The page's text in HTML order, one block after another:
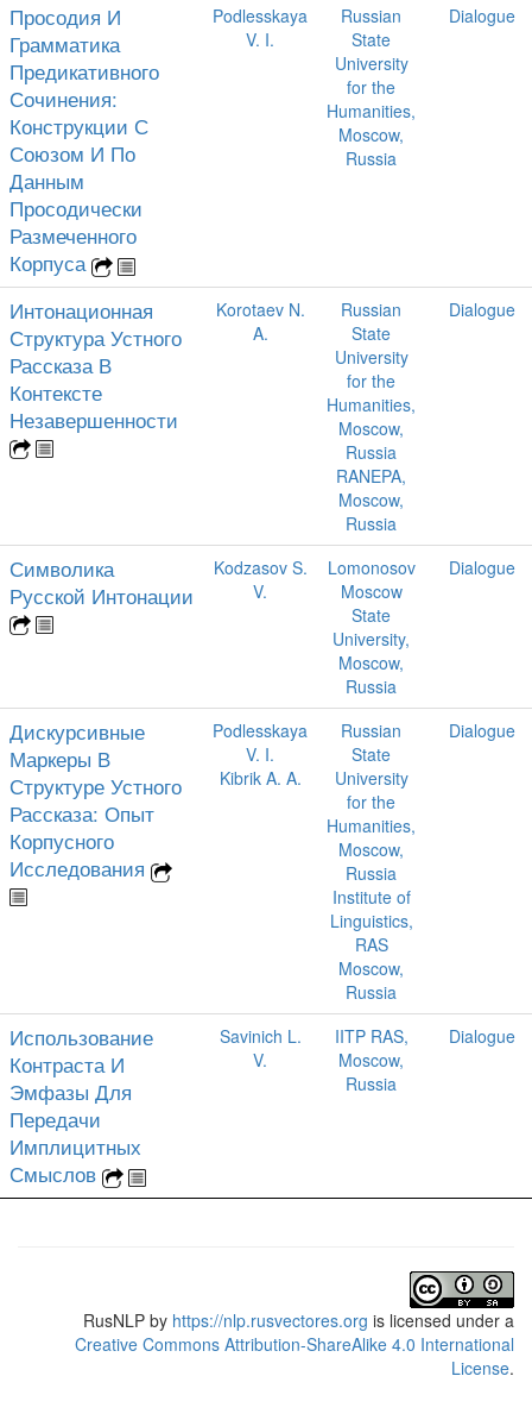
Просодия И
Грамматика
Предикативного
Сочинения:
Конструкции С
Союзом И По
Данным
Просодически
Размеченного
Корпуса
Podlesskaya
V. I.
Russian
State
University
for the
Humanities,
Moscow,
Russia
Dialogue
Интонационная
Структура Устного
Рассказа В
Контексте
Незавершенности
Korotaev N.
A.
Russian
State
University
for the
Humanities,
Moscow,
Russia
RANEPA,
Moscow,
Russia
Dialogue
Символика
Русской Интонации
Kodzasov S.
V.
Lomonosov
Moscow
State
University,
Moscow,
Russia
Dialogue
Дискурсивные
Маркеры В
Структуре Устного
Рассказа: Опыт
Корпусного
Исследования
Podlesskaya
V. I.
Kibrik A. A.
Russian
State
University
for the
Humanities,
Moscow,
Russia
Institute of
Linguistics,
RAS
Moscow,
Russia
Dialogue
Использование
Контраста И
Эмфазы Для
Передачи
Имплицитных
Смыслов
Savinich L.
V.
IITP RAS,
Moscow,
Russia
Dialogue
RusNLP by https://nlp.rusvectores.org is licensed under a
Creative Commons Attribution-ShareAlike 4.0 International
License.